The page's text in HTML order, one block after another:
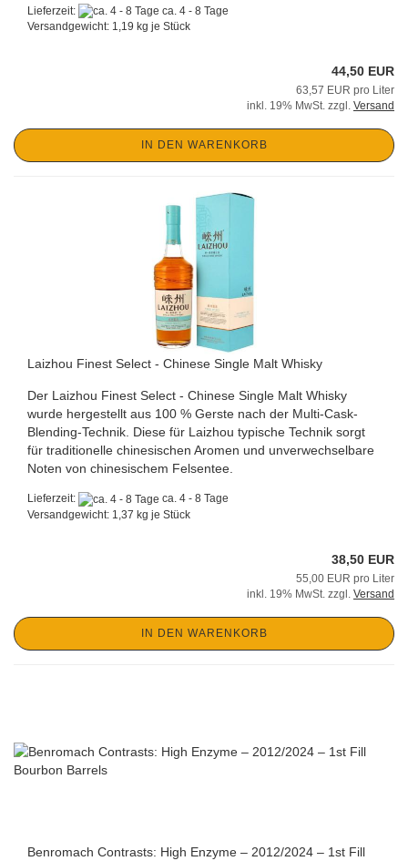
Lieferzeit:
ca. 4 - 8 Tage
Versandgewicht: 1,19 kg je Stück
44,50 EUR
63,57 EUR pro Liter
inkl. 19% MwSt. zzgl. Versand
IN DEN WARENKORB
Laizhou Finest Select - Chinese Single Malt Whisky
Der Laizhou Finest Select - Chinese Single Malt Whisky
wurde hergestellt aus 100 % Gerste nach der Multi-Cask-
Blending-Technik. Diese für Laizhou typische Technik sorgt
für traditionelle chinesischen Aromen und unverwechselbare
Noten von chinesischem Felsentee.
Lieferzeit:
ca. 4 - 8 Tage
Versandgewicht: 1,37 kg je Stück
38,50 EUR
55,00 EUR pro Liter
inkl. 19% MwSt. zzgl. Versand
IN DEN WARENKORB
Benromach Contrasts: High Enzyme – 2012/2024 – 1st Fill